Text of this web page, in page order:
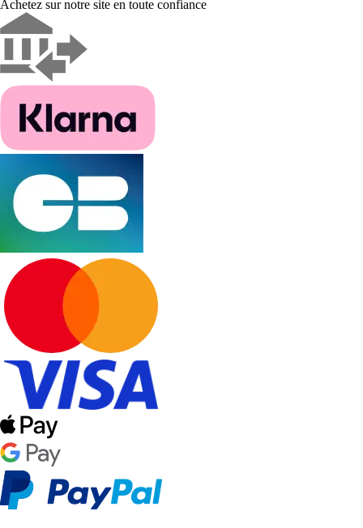
Achetez sur notre site en toute confiance